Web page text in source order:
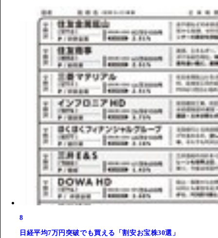
8
日経平均7万円突破でも買える「割安お宝株30選」